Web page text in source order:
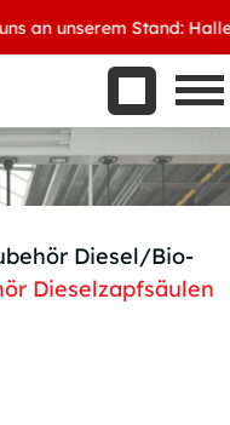
unserem Stand: Halle
Diesel/Bio-
Dieselzapfsäulen